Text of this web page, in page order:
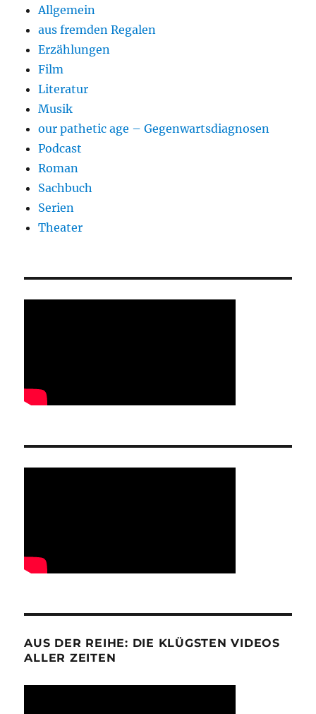
Allgemein
aus fremden Regalen
Erzählungen
Film
Literatur
Musik
our pathetic age – Gegenwartsdiagnosen
Podcast
Roman
Sachbuch
Serien
Theater
AUS DER REIHE: DIE KLÜGSTEN VIDEOS
ALLER ZEITEN